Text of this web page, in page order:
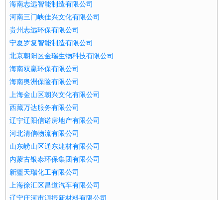
海南志远智能制造有限公司
河南三门峡佳兴文化有限公司
贵州志远环保有限公司
宁夏罗复智能制造有限公司
北京朝阳区金瑞生物科技有限公司
海南双赢环保有限公司
海南奥洲保险有限公司
上海金山区朝兴文化有限公司
西藏万达服务有限公司
辽宁辽阳信诺房地产有限公司
河北清信物流有限公司
山东崂山区通东建材有限公司
内蒙古银泰环保集团有限公司
新疆天瑞化工有限公司
上海徐汇区昌道汽车有限公司
辽宁庄河市源振新材料有限公司